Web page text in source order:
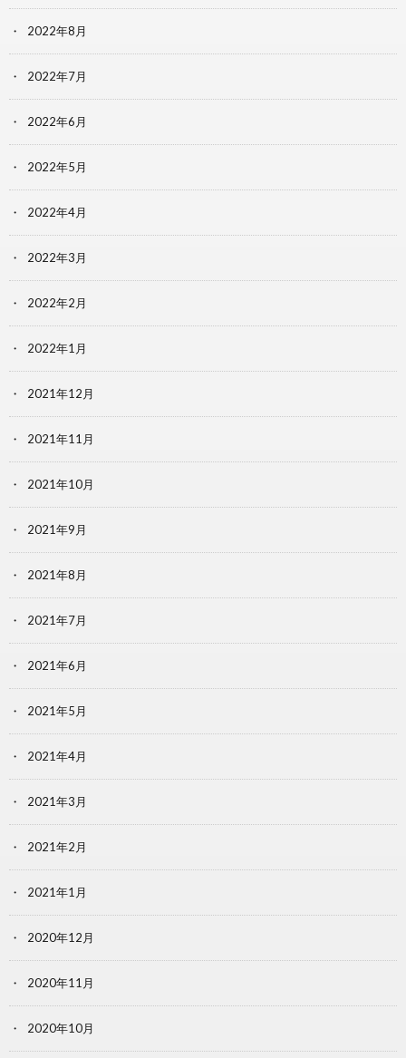
2022年8月
2022年7月
2022年6月
2022年5月
2022年4月
2022年3月
2022年2月
2022年1月
2021年12月
2021年11月
2021年10月
2021年9月
2021年8月
2021年7月
2021年6月
2021年5月
2021年4月
2021年3月
2021年2月
2021年1月
2020年12月
2020年11月
2020年10月